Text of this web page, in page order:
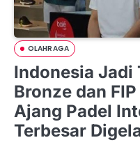
OLAHRAGA
Indonesia Jadi
Bronze dan
Ajang Padel
Terbesar